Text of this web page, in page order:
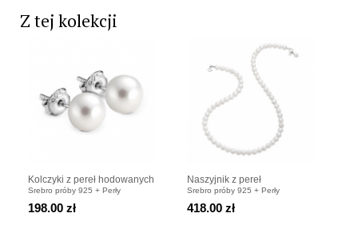
Z tej kolekcji
Kolczyki z pereł hodowanych
6 mm
Srebro próby 925 + Perły
198.00 zł
Naszyjnik z pereł
hodowanych 8 mm
Srebro próby 925 + Perły
418.00 zł